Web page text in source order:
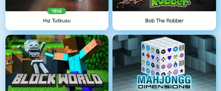
YENI
Hız Tutkusu Bob The Robber